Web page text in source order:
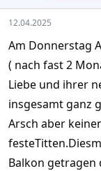
12.04.2025
Am Donnerstag
( nach fast 2
Liebe und ihrer
insgesamt ganz
Arsch aber
Balkon getragen